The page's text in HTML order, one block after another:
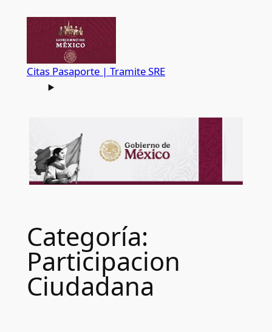
Citas Pasaporte | Tramite SRE
Categoría:
Participacion
Ciudadana